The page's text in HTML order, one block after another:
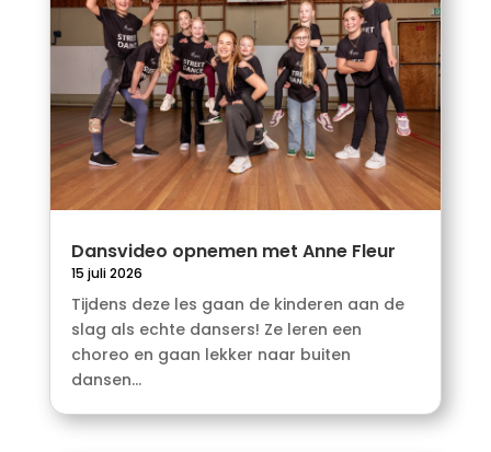
Dansvideo opnemen met Anne Fleur
15 juli 2026
Tijdens deze les gaan de kinderen aan de
slag als echte dansers! Ze leren een
choreo en gaan lekker naar buiten
dansen...